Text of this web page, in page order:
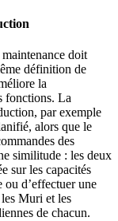
doit
définition de
la
fonctions. La
par exemple
alors que le
des
similitude : les deux
sur les capacités
ou d’effectuer une
Muri et les
de chacun.